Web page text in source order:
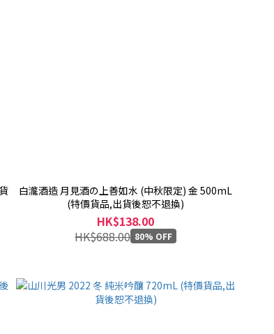
白瀧酒造 月見酒の上善如水 (中秋限定) 金 500mL
(特價貨品,出貨後恕不退換)
HK$138.00
HK$688.00 80% OFF